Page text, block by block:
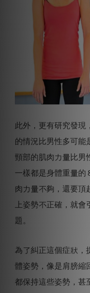
此外，更有研究發現
的情況比男性多可能
頸部的肌肉力量比男
一樣都是身體重量的
肉力量不夠，還要頂
上姿勢不正確，就
題。
為了糾正這個症狀，
體姿勢，像是肩膀縮
都保持這些姿勢，甚